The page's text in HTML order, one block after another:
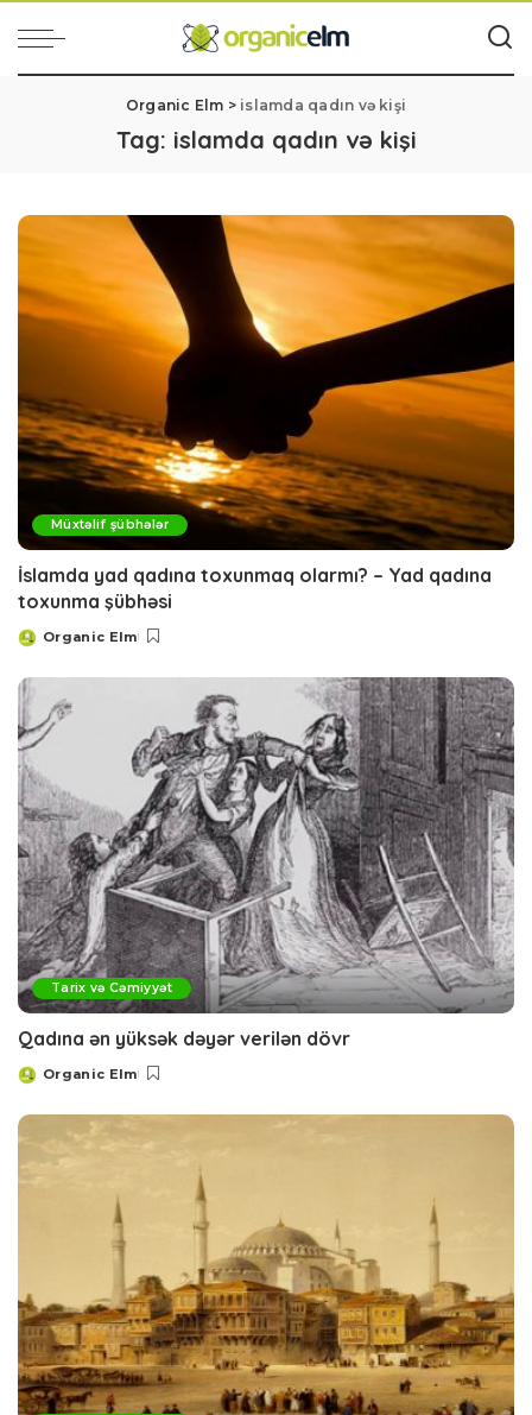
Organic Elm > islamda qadın və kişi
Tag: islamda qadın və kişi
Müxtəlif şübhələr
İslamda yad qadına toxunmaq olarmı? – Yad qadına
toxunma şübhəsi
Posted
Organic Elm
Tarix və Cəmiyyət
Qadına ən yüksək dəyər verilən dövr
Posted
Organic Elm